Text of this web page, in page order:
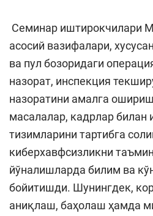
Семинар иштирокчилари
асосий вазифалари,
ва пул бозоридаги
назорат, инспекция
назоратини амалга
масалалар, кадрлар билан
тизимларини тартибга
киберхавфсизликни
йўналишларда билим ва
бойитишди. Шунингдек,
аниқлаш, баҳолаш ҳамда